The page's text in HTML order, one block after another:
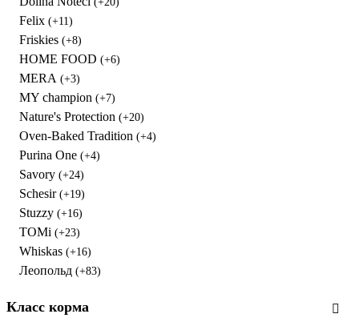
Felix (+11)
Friskies (+8)
HOME FOOD (+6)
MERA (+3)
MY champion (+7)
Nature's Protection (+20)
Oven-Baked Tradition (+4)
Purina One (+4)
Savory (+24)
Schesir (+19)
Stuzzy (+16)
TOMi (+23)
Whiskas (+16)
Леопольд (+83)
Класс корма